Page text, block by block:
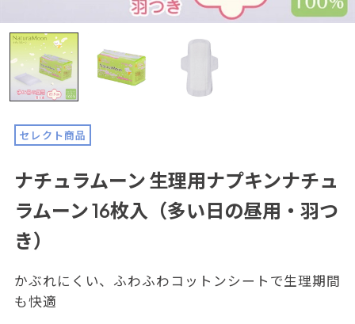
セレクト商品
ナチュラムーン 生理用ナプキンナチュ
ラムーン 16枚入（多い日の昼用・羽つ
き）
かぶれにくい、ふわふわコットンシートで生理期間
も快適